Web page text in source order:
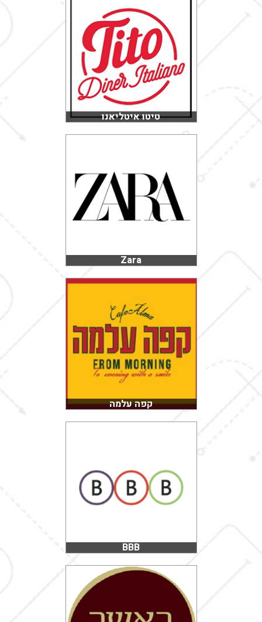
טיטו איטליאנו
Zara
קפה עלמה
BBB